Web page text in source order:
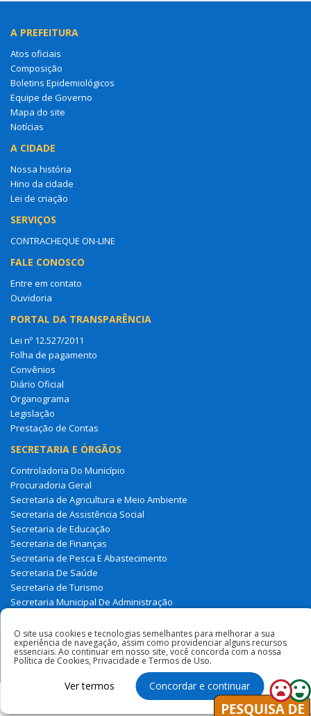
A PREFEITURA
Atos oficiais
Composição
Boletins Epidemiológicos
Equipe de Governo
Mapa do site
Notícias
A CIDADE
Nossa história
Hino da cidade
Lei de criação
SERVIÇOS
CONTRACHEQUE ON-LINE
FALE CONOSCO
Entre em contato
Ouvidoria
PORTAL DA TRANSPARÊNCIA
Lei nº 12.527/2011
Folha de pagamento
Convênios
Diário Oficial
Organograma
Legislação
Prestação de Contas
SECRETARIA E ÓRGÃOS
Controladoria Do Município
Procuradoria Geral
Secretaria de Agricultura e Meio Ambiente
Secretaria de Assistência Social
Secretaria de Educação
Secretaria de Finanças
Secretaria de Pesca E Abastecimento
Secretaria De Saúde
Secretaria de Turismo
Secretaria Municipal De Administração
Todos os direitos reservados à Prefeitura Municipal de Milagres
Do Maranhão
O site usa cookies e tecnologias semelhantes para melhorar a sua
experiência de navegação, assim como providenciar alguns recursos
essenciais. Ao continuar em nosso site, você concorda com a nossa
Política de Cookies, Privacidade e Termos de Uso.
Ver termos Concordar e continuar